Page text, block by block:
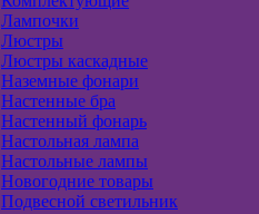
Лампочки
Люстры
Люстры каскадные
Наземные фонари
Настенные бра
Настенный фонарь
Настольная лампа
Настольные лампы
Новогодние товары
Подвесной светильник